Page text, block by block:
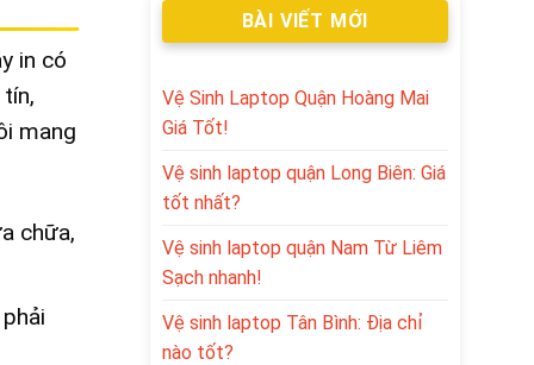
in có
mang
chữa,
BÀI VIẾT MỚI
Vệ Sinh Laptop Quận Hoàng Mai
Giá Tốt!
Vệ sinh laptop quận Long Biên: Giá
tốt nhất?
Vệ sinh laptop quận Nam Từ Liêm
Sạch nhanh!
Vệ sinh laptop Tân Bình: Địa chỉ
nào tốt?